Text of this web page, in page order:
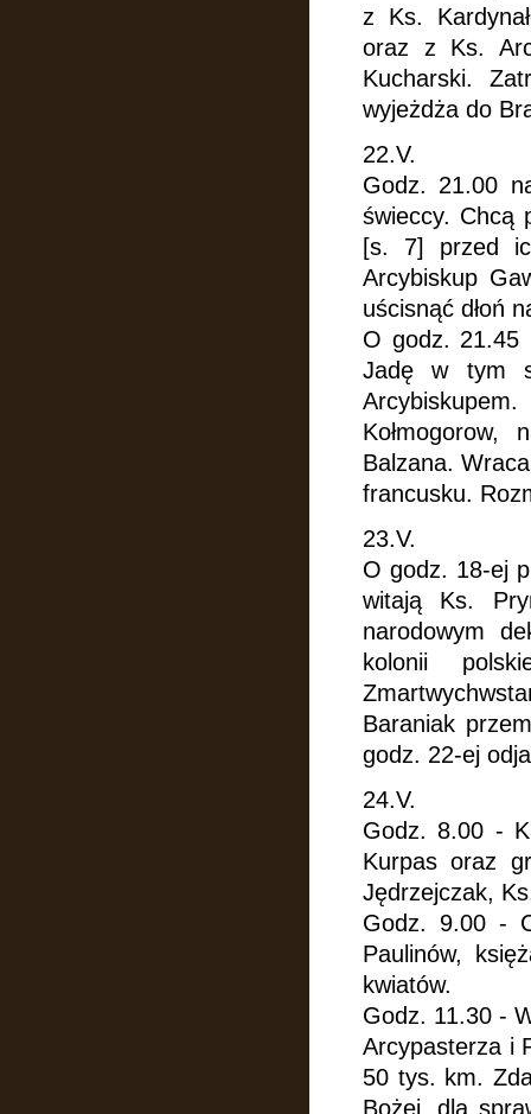
z Ks.
oraz z Ks.
Kucharski.
wyjeżdża do
22.V.
Godz. 21.00
świeccy. Chcą
[s. 7] przed
Arcybiskup
uścisnąć dłoń
O godz. 21.45
Jadę w tym
Kołmogorow,
Balzana.
francusku.
23.V.
O godz. 18-ej
witają Ks.
narodowym
kolonii
Baraniak
godz. 22-ej
24.V.
Godz. 8.00 -
Kurpas oraz
Jędrzejczak,
Godz. 9.00 -
Paulinów,
kwiatów.
Godz. 11.30 -
Arcypasterza i
50 tys. km.
Bożej, dla